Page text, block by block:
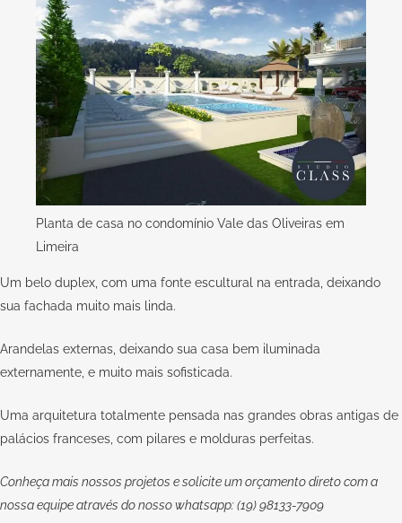
Planta de casa no condomínio Vale das Oliveiras em
Limeira
Um belo duplex, com uma fonte escultural na entrada, deixando
sua fachada muito mais linda.
Arandelas externas, deixando sua casa bem iluminada
externamente, e muito mais sofisticada.
Uma arquitetura totalmente pensada nas grandes obras antigas de
palácios franceses, com pilares e molduras perfeitas.
Conheça mais nossos projetos e solicite um orçamento direto com a
nossa equipe através do nosso whatsapp: (19) 98133-7909